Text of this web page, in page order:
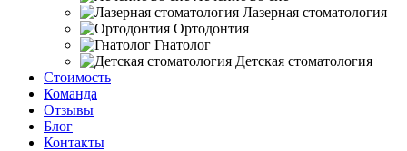
Лазерная стоматология
Ортодонтия
Гнатолог
Детская стоматология
Стоимость
Команда
Отзывы
Блог
Контакты